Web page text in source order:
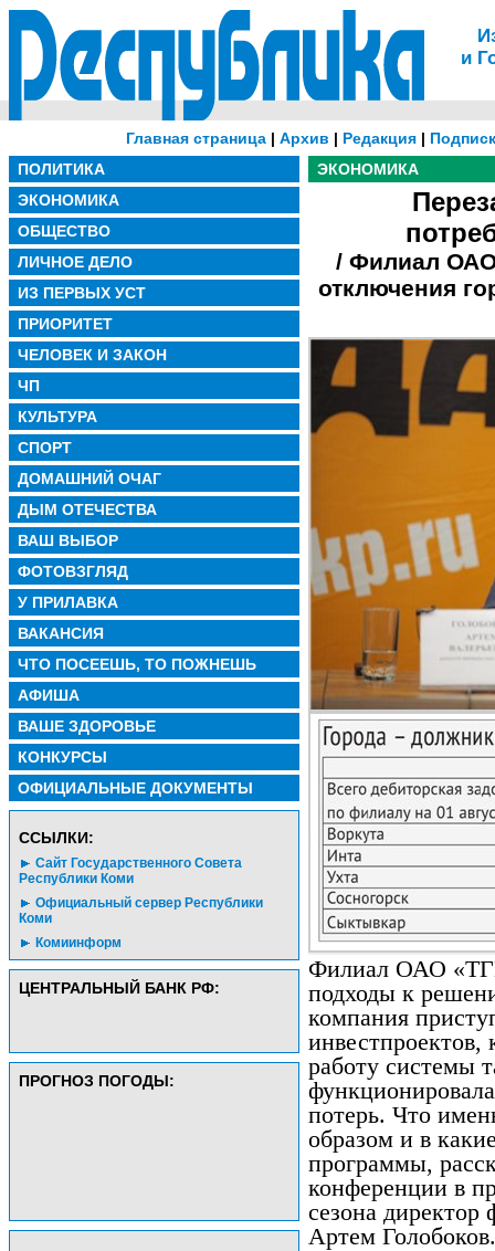
и
Главная страница| Архив | Редакция|
ПОЛИТИКА
ЭКОНОМИКА
ОБЩЕСТВО
ЛИЧНОЕ ДЕЛО
ИЗ ПЕРВЫХ УСТ
ПРИОРИТЕТ
ЧЕЛОВЕК И ЗАКОН
ЧП
КУЛЬТУРА
СПОРТ
ДОМАШНИЙ ОЧАГ
ДЫМ ОТЕЧЕСТВА
ВАШ ВЫБОР
ФОТОВЗГЛЯД
У ПРИЛАВКА
ВАКАНСИЯ
ЧТО ПОСЕЕШЬ, ТО ПОЖНЕШЬ
АФИША
ВАШЕ ЗДОРОВЬЕ
КОНКУРСЫ
ОФИЦИАЛЬНЫЕ ДОКУМЕНТЫ
CСЫЛКИ:
Сайт Государственного Совета
Республики Коми
Официальный сервер Республики
Коми
Комиинформ
ЦЕНТРАЛЬНЫЙ БАНК РФ:
ПРОГНОЗ ПОГОДЫ:
ЭКОНОМИКА
/ Филиал ОАО
отключения
Филиал ОАО
подходы к
компания
инвестпроектов,
работу системы
потерь. Что
образом и в
программы,
конференции в
сезона
Артем Голобоков.